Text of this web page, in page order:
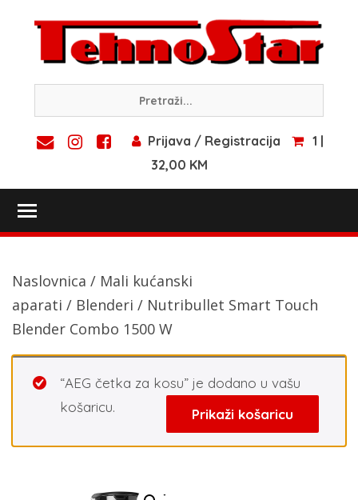
content
Prijava / Registracija
1 |
32,00 KM
Naslovnica / Mali kućanski
aparati / Blenderi / Nutribullet Smart Touch
Blender Combo 1500 W
“AEG četka za kosu” je dodano u vašu
košaricu.
Prikaži košaricu